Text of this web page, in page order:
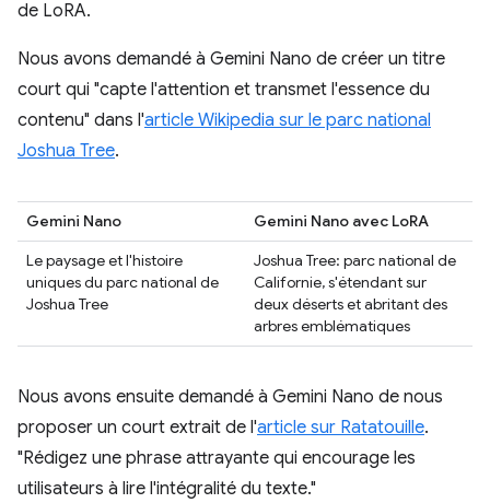
de LoRA.
Nous avons demandé à Gemini Nano de créer un titre
court qui "capte l'attention et transmet l'essence du
contenu" dans l'article Wikipedia sur le parc national
Joshua Tree.
Gemini Nano
Gemini Nano avec LoRA
Le paysage et l'histoire
uniques du parc national de
Joshua Tree
Joshua Tree: parc national de
Californie, s'étendant sur
deux déserts et abritant des
arbres emblématiques
Nous avons ensuite demandé à Gemini Nano de nous
proposer un court extrait de l'article sur Ratatouille.
"Rédigez une phrase attrayante qui encourage les
utilisateurs à lire l'intégralité du texte."